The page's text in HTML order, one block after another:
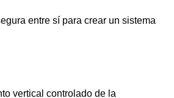
entre sí para crear un sistema
vertical controlado de la